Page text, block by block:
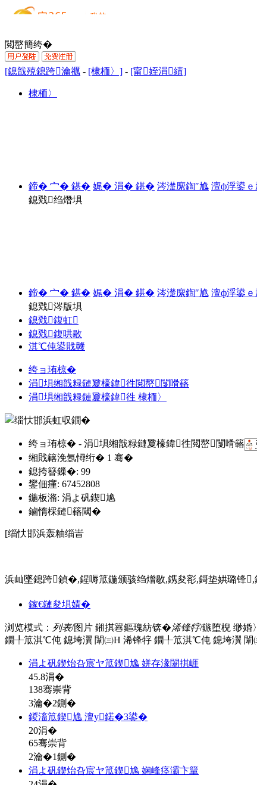
閲嶅簡绔�
[鎴戠殑鎴跨瀹禲 - [棣栭〉] - [甯姪涓績]
棣栭〉
鍗� 宀� 鍖� 娓� 涓� 鍖� 涔濋緳鍧″尯 澶ф浮鍙ｅ
鎴戣绉熸埧
鍗� 宀� 鍖� 娓� 涓� 鍖� 涔濋緳鍧″尯 澶ф浮鍙ｅ
鎴戣涔版埧
鎴戣鍑虹
鎴戣鍑哄敭
淇℃伅鍙戝竷
绔ョ珛椋�
涓埧缃戠粶鏈夐檺鍏徃閲嶅闅嗗簵
涓埧缃戠粶鏈夐檺鍏徃 棣栭〉
绔ョ珛椋� - 涓埧缃戠粶鏈夐檺鍏徃閲嶅闅嗗簵
缃戝簵浼氬憳绗� 1 骞�
鎴挎簮鏁�: 99
鐢佃瘽: 67452808
鍦板潃: 涓よ矾鍥尯
鏀惰棌鏈簵閾�
[缁忕邯浜轰粙缁峕
浜屾墜鎴跨鍞�,鍟嗕笟鍦颁骇绉熷敭,鎸夋彮,鎶垫娂璐锋
鍔″畻鏃紝璋掕瘹涓轰綘鏈嶅姟锛屾斁蹇冧竴鍒囨湁鎴戯紒
鎵€鏈夋埧婧�
浏览模式： 列表/图片 鎺掑簭鏂瑰紡锛�浠锋牸/鏃堕棿 缈婚
鐗╀笟淇℃伅 鎴垮瀷 闈㈢Н 浠锋牸 鐗╀笟淇℃伅 鎴垮瀷 闈
涓よ矾鍥炲叴宸ヤ笟鍥尯 姘存湪闈掑崕
45.8涓�
138骞崇背
3瀹�2鍘�
鍐滀笟鍥尯 澶у鍩�3鍙�
20涓�
65骞崇背
2瀹�1鍘�
涓よ矾鍥炲叴宸ヤ笟鍥尯 娴峰痉灞卞簞